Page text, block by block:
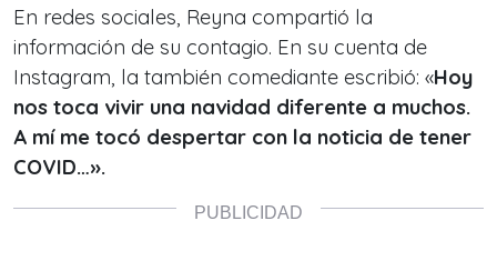
En redes sociales, Reyna compartió la
información de su contagio. En su cuenta de
Instagram, la también comediante escribió: «Hoy
nos toca vivir una navidad diferente a muchos.
A mí me tocó despertar con la noticia de tener
COVID…».